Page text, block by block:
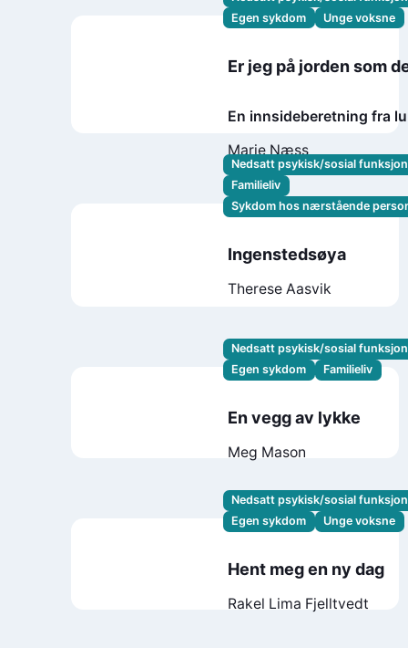
Egen sykdom
Unge voksne
Er jeg på jorden som
En innsideberetning fra
Marie Næss
Nedsatt psykisk/sosial
Familieliv
Sykdom hos nærstående
Ingenstedsøya
Therese Aasvik
Nedsatt psykisk/sosial
Egen sykdom
Familieliv
En vegg av lykke
Meg Mason
Nedsatt psykisk/sosial
Egen sykdom
Unge voksne
Hent meg en ny dag
Rakel Lima Fjelltvedt